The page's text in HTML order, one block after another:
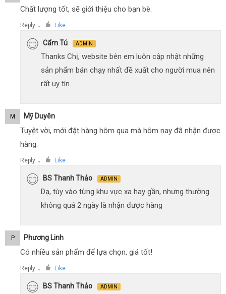
Chất lượng tốt, sẽ giới thiệu cho bạn bè.
Reply ● Like
Cẩm Tú ADMIN
Thanks Chị, website bên em luôn cập nhật những
sản phẩm bán chạy nhất đề xuất cho người mua nên
rất uy tín.
M Mỹ Duyên
Tuyệt vời, mới đặt hàng hôm qua mà hôm nay đã nhận được
hàng.
Reply ● Like
BS Thanh Thảo ADMIN
Dạ, tùy vào từng khu vực xa hay gần, nhưng thường
không quá 2 ngày là nhận được hàng
P Phương Linh
Có nhiều sản phẩm để lựa chọn, giá tốt!
Reply ● Like
BS Thanh Thảo ADMIN